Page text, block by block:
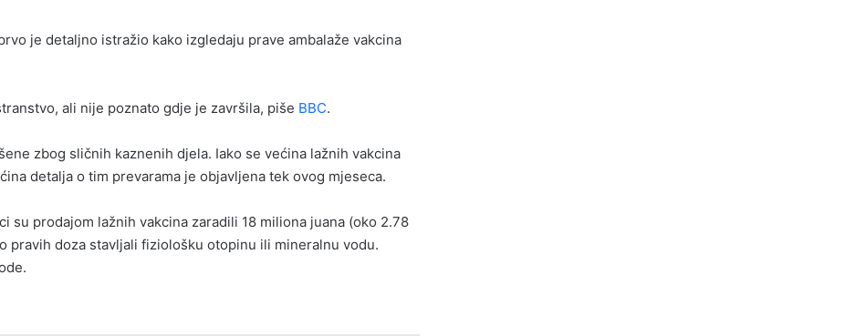
je detaljno istražio kako izgledaju prave ambalaže vakcina
ali nije poznato gdje je završila, piše BBC.
zbog sličnih kaznenih djela. Iako se većina lažnih vakcina
detalja o tim prevarama je objavljena tek ovog mjeseca.
su prodajom lažnih vakcina zaradili 18 miliona juana (oko 2.78
pravih doza stavljali fiziološku otopinu ili mineralnu vodu.